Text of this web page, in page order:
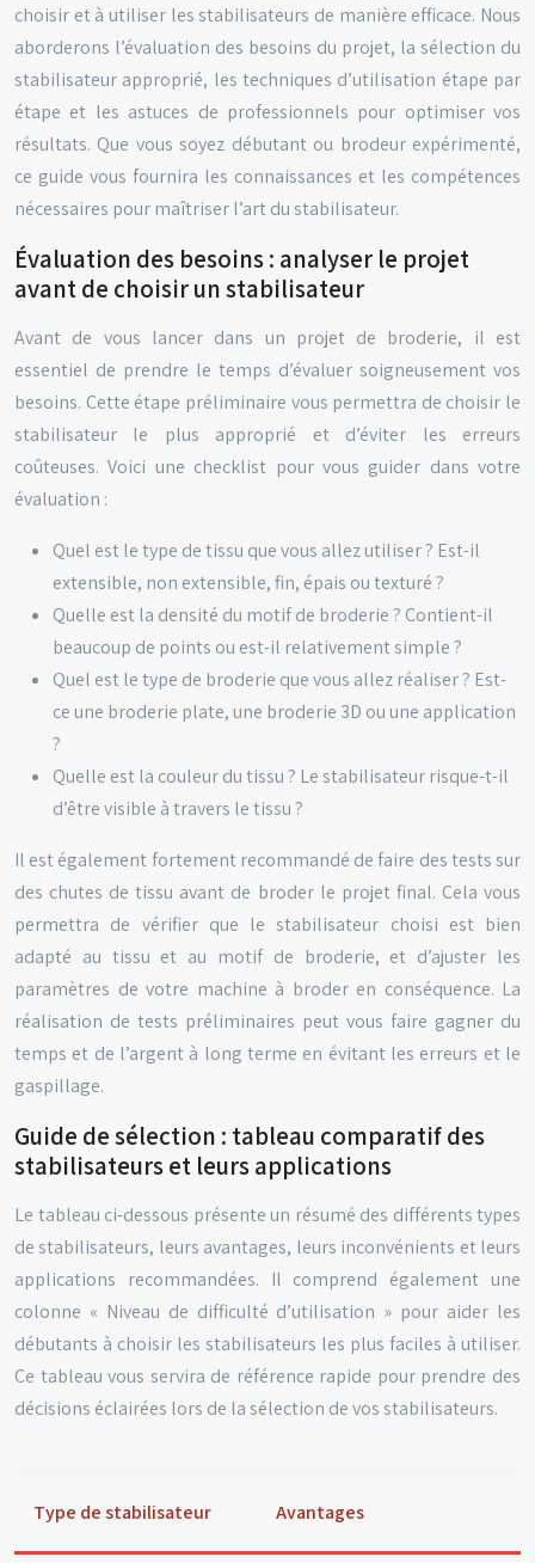
choisir et à utiliser les stabilisateurs de manière efficace. Nous
aborderons l’évaluation des besoins du projet, la sélection du
stabilisateur approprié, les techniques d’utilisation étape par
étape et les astuces de professionnels pour optimiser vos
résultats. Que vous soyez débutant ou brodeur expérimenté,
ce guide vous fournira les connaissances et les compétences
nécessaires pour maîtriser l’art du stabilisateur.
Évaluation des besoins : analyser le projet
avant de choisir un stabilisateur
Avant de vous lancer dans un projet de broderie, il est
essentiel de prendre le temps d’évaluer soigneusement vos
besoins. Cette étape préliminaire vous permettra de choisir le
stabilisateur le plus approprié et d’éviter les erreurs
coûteuses. Voici une checklist pour vous guider dans votre
évaluation :
Quel est le type de tissu que vous allez utiliser ? Est-il
extensible, non extensible, fin, épais ou texturé ?
Quelle est la densité du motif de broderie ? Contient-il
beaucoup de points ou est-il relativement simple ?
Quel est le type de broderie que vous allez réaliser ? Est-
ce une broderie plate, une broderie 3D ou une application
?
Quelle est la couleur du tissu ? Le stabilisateur risque-t-il
d’être visible à travers le tissu ?
Il est également fortement recommandé de faire des tests sur
des chutes de tissu avant de broder le projet final. Cela vous
permettra de vérifier que le stabilisateur choisi est bien
adapté au tissu et au motif de broderie, et d’ajuster les
paramètres de votre machine à broder en conséquence. La
réalisation de tests préliminaires peut vous faire gagner du
temps et de l’argent à long terme en évitant les erreurs et le
gaspillage.
Guide de sélection : tableau comparatif des
stabilisateurs et leurs applications
Le tableau ci-dessous présente un résumé des différents types
de stabilisateurs, leurs avantages, leurs inconvénients et leurs
applications recommandées. Il comprend également une
colonne « Niveau de difficulté d’utilisation » pour aider les
débutants à choisir les stabilisateurs les plus faciles à utiliser.
Ce tableau vous servira de référence rapide pour prendre des
décisions éclairées lors de la sélection de vos stabilisateurs.
Type de stabilisateur Avantages